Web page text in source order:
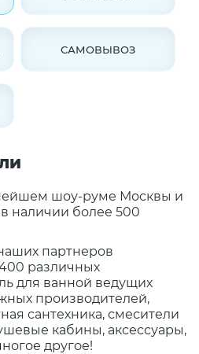
САМОВЫВОЗ
шоу-руме Москвы и
наличии более 500
партнеров
различных
для ванной ведущих
производителей,
сантехника, смесители
кабины, аксессуары,
другое!